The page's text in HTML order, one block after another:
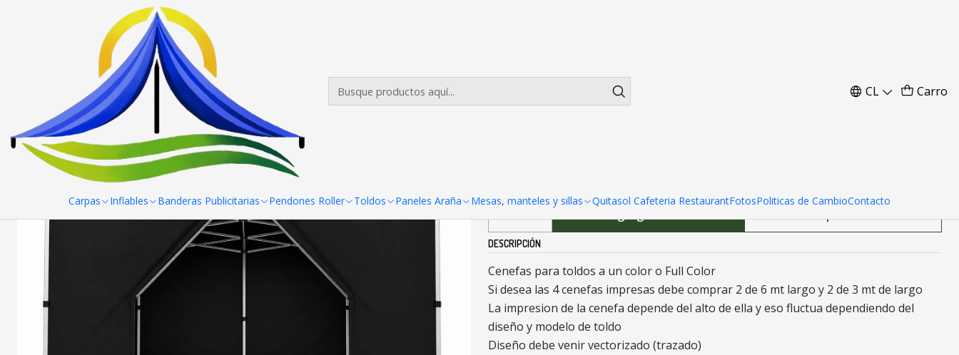
CL Carro
Carpas Inflables Banderas Publicitarias Pendones Roller Toldos Paneles Araña Mesas, manteles y sillas Quitasol Cafeteria RestaurantFotosPoliticas de CambioContacto
Cenefas de toldos 3x6 mt
|
Cenefas para Toldos 3x6
Cantidad
DESCRIPCIÓN
Cenefas para toldos a un color o Full Color
Si desea las 4 cenefas impresas debe comprar 2 de 6 mt largo y 2 de 3 mt de largo
La impresion de la cenefa depende del alto de ella y eso fluctua dependiendo del
diseño y modelo de toldo
Diseño debe venir vectorizado (trazado)